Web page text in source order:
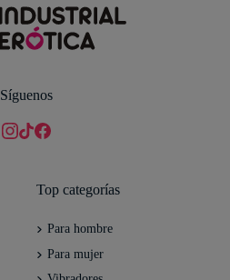
Síguenos
Top categorías
Para hombre
Para mujer